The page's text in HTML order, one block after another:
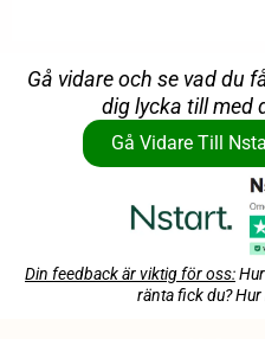
Gå vidare och se vad du
dig lycka till med
Gå Vidare Till
Din feedback är viktig för oss:
ränta fick du?